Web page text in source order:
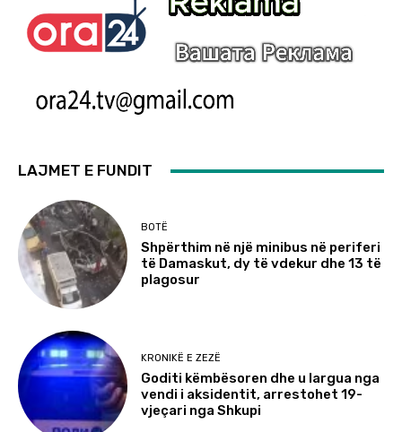
LAJMET E FUNDIT
BOTË
Shpërthim në një minibus në periferi
të Damaskut, dy të vdekur dhe 13 të
plagosur
KRONIKË E ZEZË
Goditi këmbësoren dhe u largua nga
vendi i aksidentit, arrestohet 19-
vjeçari nga Shkupi